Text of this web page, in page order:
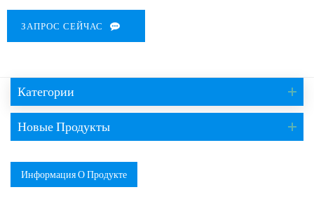
ЗАПРОС СЕЙЧАС
Категории
Новые Продукты
Информация О Продукте